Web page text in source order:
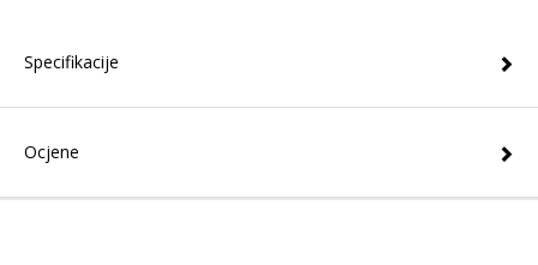
Specifikacije
Ocjene